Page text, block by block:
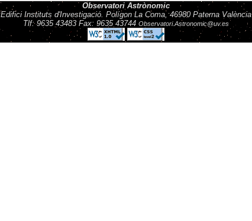
Observatori Astrònomic
Edifici Instituts d'Investigació. Polígon La Coma, 46980 Paterna València
Tlf: 9635 43483 Fax: 9635 43744 Observatori.Astronomic@uv.es